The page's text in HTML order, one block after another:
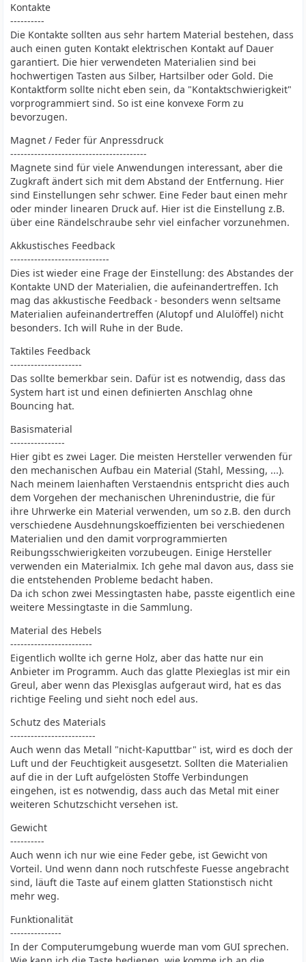
Kontakte
----------
Die Kontakte sollten aus sehr hartem Material bestehen, dass
auch einen guten Kontakt elektrischen Kontakt auf Dauer
garantiert. Die hier verwendeten Materialien sind bei
hochwertigen Tasten aus Silber, Hartsilber oder Gold. Die
Kontaktform sollte nicht eben sein, da "Kontaktschwierigkeit"
vorprogrammiert sind. So ist eine konvexe Form zu
bevorzugen.
Magnet / Feder für Anpressdruck
----------------------------------------
Magnete sind für viele Anwendungen interessant, aber die
Zugkraft ändert sich mit dem Abstand der Entfernung. Hier
sind Einstellungen sehr schwer. Eine Feder baut einen mehr
oder minder linearen Druck auf. Hier ist die Einstellung z.B.
über eine Rändelschraube sehr viel einfacher vorzunehmen.
Akkustisches Feedback
-----------------------------
Dies ist wieder eine Frage der Einstellung: des Abstandes der
Kontakte UND der Materialien, die aufeinandertreffen. Ich
mag das akkustische Feedback - besonders wenn seltsame
Materialien aufeinandertreffen (Alutopf und Alulöffel) nicht
besonders. Ich will Ruhe in der Bude.
Taktiles Feedback
---------------------
Das sollte bemerkbar sein. Dafür ist es notwendig, dass das
System hart ist und einen definierten Anschlag ohne
Bouncing hat.
Basismaterial
----------------
Hier gibt es zwei Lager. Die meisten Hersteller verwenden für
den mechanischen Aufbau ein Material (Stahl, Messing, ...).
Nach meinem laienhaften Verstaendnis entspricht dies auch
dem Vorgehen der mechanischen Uhrenindustrie, die für
ihre Uhrwerke ein Material verwenden, um so z.B. den durch
verschiedene Ausdehnungskoeffizienten bei verschiedenen
Materialien und den damit vorprogrammierten
Reibungsschwierigkeiten vorzubeugen. Einige Hersteller
verwenden ein Materialmix. Ich gehe mal davon aus, dass sie
die entstehenden Probleme bedacht haben.
Da ich schon zwei Messingtasten habe, passte eigentlich eine
weitere Messingtaste in die Sammlung.
Material des Hebels
------------------------
Eigentlich wollte ich gerne Holz, aber das hatte nur ein
Anbieter im Programm. Auch das glatte Plexieglas ist mir ein
Greul, aber wenn das Plexisglas aufgeraut wird, hat es das
richtige Feeling und sieht noch edel aus.
Schutz des Materials
-------------------------
Auch wenn das Metall "nicht-Kaputtbar" ist, wird es doch der
Luft und der Feuchtigkeit ausgesetzt. Sollten die Materialien
auf die in der Luft aufgelösten Stoffe Verbindungen
eingehen, ist es notwendig, dass auch das Metal mit einer
weiteren Schutzschicht versehen ist.
Gewicht
----------
Auch wenn ich nur wie eine Feder gebe, ist Gewicht von
Vorteil. Und wenn dann noch rutschfeste Fuesse angebracht
sind, läuft die Taste auf einem glatten Stationstisch nicht
mehr weg.
Funktionalität
---------------
In der Computerumgebung wuerde man vom GUI sprechen.